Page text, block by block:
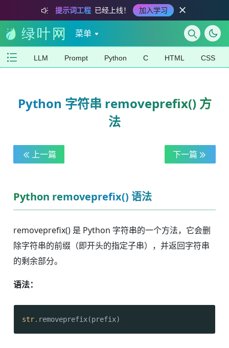
提示词工程 已经上线！ 加入学习
菜单
LLM Prompt Python C HTML CSS
Python 字符串 removeprefix() 方
法
上一篇 下一篇
Python removeprefix() 语法
removeprefix() 是 Python 字符串的一个方法，它会删
除字符串的前缀（即开头的指定子串），并返回字符串
的剩余部分。
语法：
str.removeprefix(prefix)